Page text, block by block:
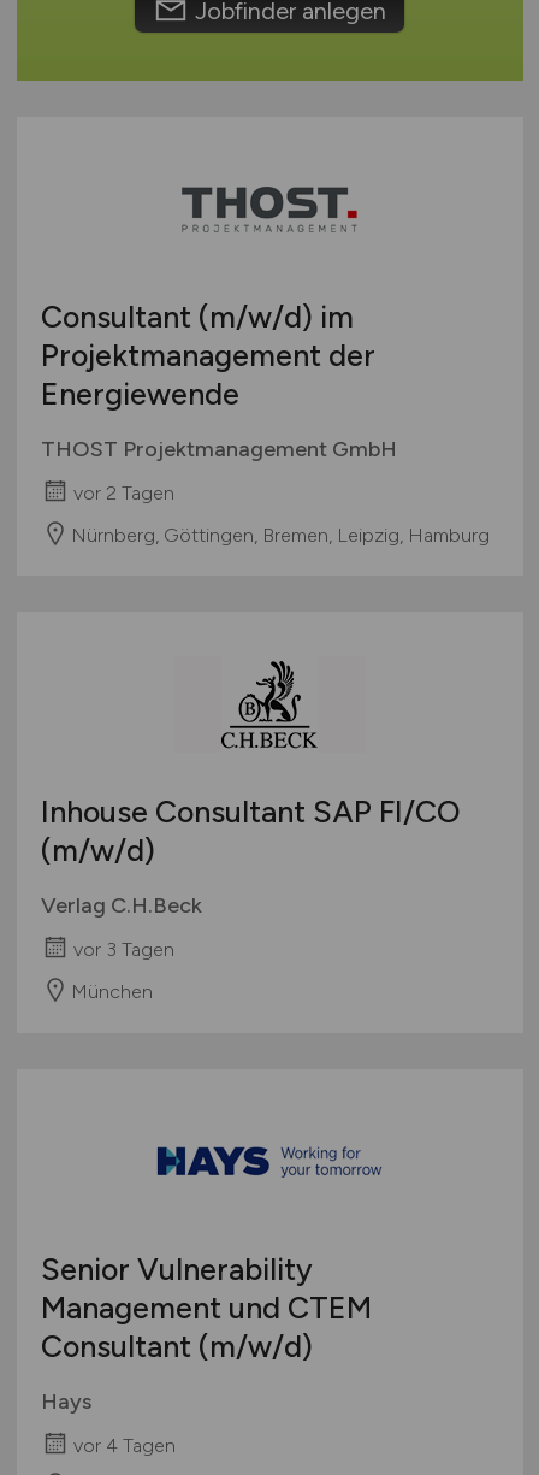
Jobfinder anlegen
Consultant (m/w/d) im
Projektmanagement der
Energiewende
THOST Projektmanagement GmbH
vor 2 Tagen
Nürnberg, Göttingen, Bremen, Leipzig, Hamburg
Inhouse Consultant SAP FI/CO
(m/w/d)
Verlag C.H.Beck
vor 3 Tagen
München
Senior Vulnerability
Management und CTEM
Consultant (m/w/d)
Hays
vor 4 Tagen